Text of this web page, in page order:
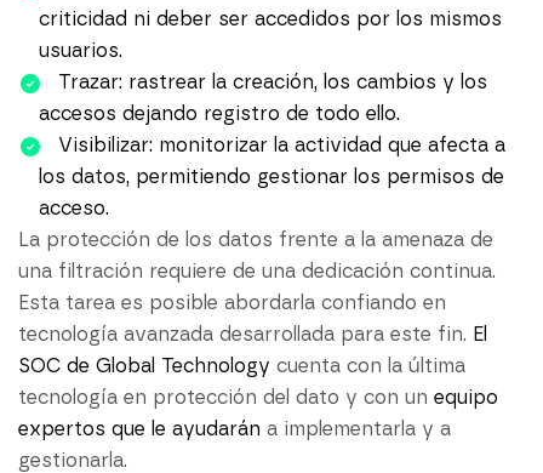
criticidad ni deber ser accedidos por los mismos
usuarios.
Trazar: rastrear la creación, los cambios y los
accesos dejando registro de todo ello.
Visibilizar: monitorizar la actividad que afecta a
los datos, permitiendo gestionar los permisos de
acceso.
La protección de los datos frente a la amenaza de
una filtración requiere de una dedicación continua.
Esta tarea es posible abordarla confiando en
tecnología avanzada desarrollada para este fin. El
SOC de Global Technology cuenta con la última
tecnología en protección del dato y con un equipo
expertos que le ayudarán a implementarla y a
gestionarla.